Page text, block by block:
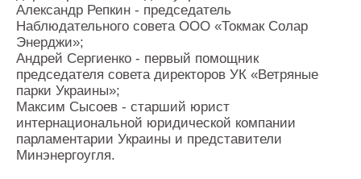
Александр Репкин - председатель
Наблюдательного совета ООО «Токмак Солар
Энерджи»;
Андрей Сергиенко - первый помощник
председателя совета директоров УК «Ветряные
парки Украины»;
Максим Сысоев - старший юрист
интернациональной юридической компании
парламентарии Украины и представители
Минэнергоугля.